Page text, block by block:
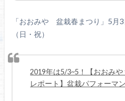
「おおみや 盆栽春まつり」5月
（日・祝）
2019年は5/3~5！【おおみ
レポート】盆栽パフォーマ